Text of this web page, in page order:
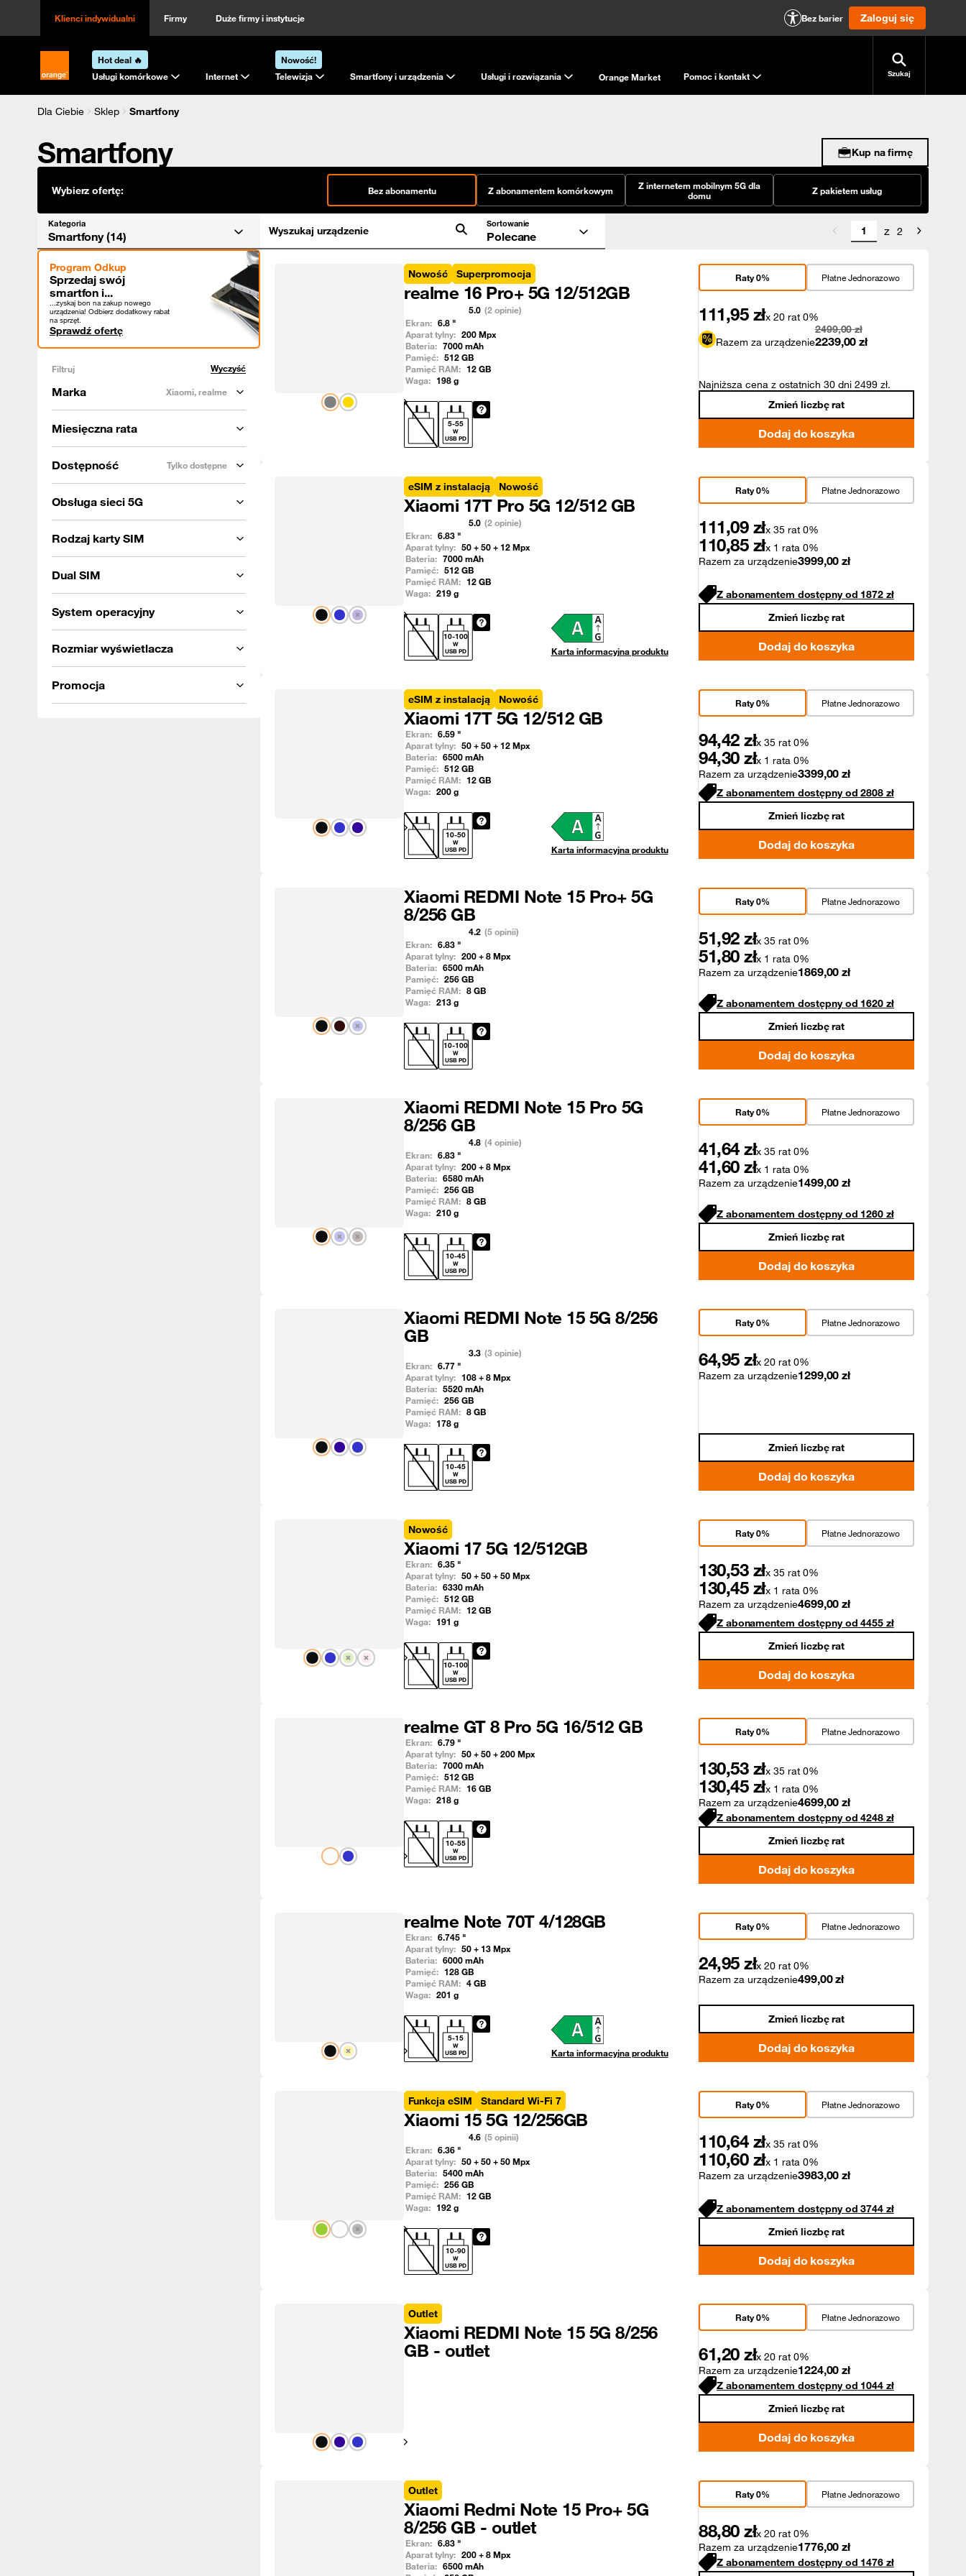
Klienci indywidualni Firmy Duże firmy i instytucje Bez barier Zaloguj się
Strona główna Orange.pl
Hot deal 🔥
Usługi komórkowe
Internet
Nowość!
Telewizja
Smartfony i urządzenia Usługi i rozwiązania Orange Market Pomoc i kontakt Szukaj
Dla Ciebie Sklep Smartfony
Smartfony Kup na firmę
Wybierz ofertę: Bez abonamentu Z abonamentem komórkowym
Z internetem mobilnym 5G dla
domu
Z pakietem usług
Kategoria
Smartfony (14) Wyszukaj urządzenie
Sortowanie
Polecane z 2
Program Odkup
Sprzedaj swój
smartfon i...
...zyskaj bon na zakup nowego
urządzenia! Odbierz dodatkowy rabat
na sprzęt.
Sprawdź ofertę
Filtruj Wyczyść
Marka Xiaomi, realme
Miesięczna rata
Dostępność Tylko dostępne
Obsługa sieci 5G
Rodzaj karty SIM
Dual SIM
System operacyjny
Rozmiar wyświetlacza
Promocja
Pokaż następny
Nowość Superpromocja
realme 16 Pro+ 5G 12/512GB
5.0 (2 opinie)
Ekran: 6.8 "
Aparat tylny: 200Mpx
Bateria: 7000mAh
Pamięć: 512GB
Pamięć RAM: 12GB
Waga: 198g
5-55
W
USB PD
Płatne Jednorazowo
Raty 0%
111,95 złx 20 rat 0%
Razem za urządzenie
2499,00 zł
2239,00 zł
Najniższa cena z ostatnich 30 dni 2499 zł.
Zmień liczbę rat
Dodaj do koszyka
Pokaż następny
eSIM z instalacją Nowość
Xiaomi 17T Pro 5G 12/512 GB
5.0 (2 opinie)
Ekran: 6.83 "
Aparat tylny: 50 + 50 + 12Mpx
Bateria: 7000mAh
Pamięć: 512GB
Pamięć RAM: 12GB
Waga: 219g
10-100
W
USB PD
Karta informacyjna produktu
Płatne Jednorazowo
Raty 0%
111,09 złx 35 rat 0%
110,85 złx 1 rata 0%
Razem za urządzenie3999,00 zł
Z abonamentem dostępny od 1872 zł
Zmień liczbę rat
Dodaj do koszyka
Pokaż następny
eSIM z instalacją Nowość
Xiaomi 17T 5G 12/512 GB
Ekran: 6.59 "
Aparat tylny: 50 + 50 + 12Mpx
Bateria: 6500mAh
Pamięć: 512GB
Pamięć RAM: 12GB
Waga: 200g
10-50
W
USB PD
Karta informacyjna produktu
Płatne Jednorazowo
Raty 0%
94,42 złx 35 rat 0%
94,30 złx 1 rata 0%
Razem za urządzenie3399,00 zł
Z abonamentem dostępny od 2808 zł
Zmień liczbę rat
Dodaj do koszyka
Pokaż następny
Xiaomi REDMI Note 15 Pro+ 5G
8/256 GB
4.2 (5 opinii)
Ekran: 6.83 "
Aparat tylny: 200 + 8Mpx
Bateria: 6500mAh
Pamięć: 256GB
Pamięć RAM: 8GB
Waga: 213g
10-100
W
USB PD
Płatne Jednorazowo
Raty 0%
51,92 złx 35 rat 0%
51,80 złx 1 rata 0%
Razem za urządzenie1869,00 zł
Z abonamentem dostępny od 1620 zł
Zmień liczbę rat
Dodaj do koszyka
Pokaż następny
Xiaomi REDMI Note 15 Pro 5G
8/256 GB
4.8 (4 opinie)
Ekran: 6.83 "
Aparat tylny: 200 + 8Mpx
Bateria: 6580mAh
Pamięć: 256GB
Pamięć RAM: 8GB
Waga: 210g
10-45
W
USB PD
Płatne Jednorazowo
Raty 0%
41,64 złx 35 rat 0%
41,60 złx 1 rata 0%
Razem za urządzenie1499,00 zł
Z abonamentem dostępny od 1260 zł
Zmień liczbę rat
Dodaj do koszyka
Pokaż następny
Xiaomi REDMI Note 15 5G 8/256
GB
3.3 (3 opinie)
Ekran: 6.77 "
Aparat tylny: 108 + 8Mpx
Bateria: 5520mAh
Pamięć: 256GB
Pamięć RAM: 8GB
Waga: 178g
10-45
W
USB PD
Płatne Jednorazowo
Raty 0%
64,95 złx 20 rat 0%
Razem za urządzenie1299,00 zł
Zmień liczbę rat
Dodaj do koszyka
Pokaż następny
Nowość
Xiaomi 17 5G 12/512GB
Ekran: 6.35 "
Aparat tylny: 50 + 50 + 50Mpx
Bateria: 6330mAh
Pamięć: 512GB
Pamięć RAM: 12GB
Waga: 191 g
10-100
W
USB PD
Płatne Jednorazowo
Raty 0%
130,53 złx 35 rat 0%
130,45 złx 1 rata 0%
Razem za urządzenie4699,00 zł
Z abonamentem dostępny od 4455 zł
Zmień liczbę rat
Dodaj do koszyka
Pokaż następny
realme GT 8 Pro 5G 16/512 GB
Ekran: 6.79 "
Aparat tylny: 50 + 50 + 200Mpx
Bateria: 7000mAh
Pamięć: 512GB
Pamięć RAM: 16GB
Waga: 218g
10-55
W
USB PD
Płatne Jednorazowo
Raty 0%
130,53 złx 35 rat 0%
130,45 złx 1 rata 0%
Razem za urządzenie4699,00 zł
Z abonamentem dostępny od 4248 zł
Zmień liczbę rat
Dodaj do koszyka
Pokaż następny
realme Note 70T 4/128GB
Ekran: 6.745 "
Aparat tylny: 50 + 13Mpx
Bateria: 6000mAh
Pamięć: 128GB
Pamięć RAM: 4GB
Waga: 201 g
5-15
W
USB PD
Karta informacyjna produktu
Płatne Jednorazowo
Raty 0%
24,95 złx 20 rat 0%
Razem za urządzenie499,00zł
Zmień liczbę rat
Dodaj do koszyka
Pokaż następny
Funkcja eSIM Standard Wi-Fi 7
Xiaomi 15 5G 12/256GB
4.6 (5 opinii)
Ekran: 6.36 "
Aparat tylny: 50 + 50 + 50Mpx
Bateria: 5400mAh
Pamięć: 256GB
Pamięć RAM: 12GB
Waga: 192g
10-90
W
USB PD
Płatne Jednorazowo
Raty 0%
110,64 złx 35 rat 0%
110,60 złx 1 rata 0%
Razem za urządzenie3983,00 zł
Z abonamentem dostępny od 3744 zł
Zmień liczbę rat
Dodaj do koszyka
Pokaż następny
Outlet
Xiaomi REDMI Note 15 5G 8/256
GB - outlet
Płatne Jednorazowo
Raty 0%
61,20 złx 20 rat 0%
Razem za urządzenie1224,00 zł
Z abonamentem dostępny od 1044 zł
Zmień liczbę rat
Dodaj do koszyka
Outlet
Xiaomi Redmi Note 15 Pro+ 5G
8/256 GB - outlet
Ekran: 6.83 "
Aparat tylny: 200 + 8Mpx
Bateria: 6500mAh
Płatne Jednorazowo
Raty 0%
88,80 złx 20 rat 0%
Razem za urządzenie1776,00 zł
Z abonamentem dostępny od 1476 zł